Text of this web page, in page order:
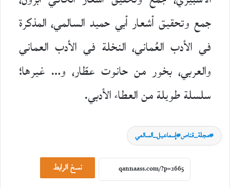
جمع وتحقيق أشعار أبي حميد السالمي، المذكرة
في الأدب العُماني، النخلة في الأدب العماني
والعربي، بخور من حانوت عطّار، و… غيرها؛
سلسلة طويلة من العطاء الأدبي.
مجلة_قناص#إسماعيل_السالمي
نسخ الرابط
حوارات
23
يوليو،